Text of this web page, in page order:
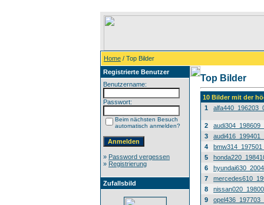
Home / Top Bilder
Registrierte Benutzer
Benutzername:
Passwort:
Beim nächsten Besuch
automatisch anmelden?
» Password vergessen
» Registrierung
Zufallsbild
Top Bilder
10 Bilder mit der
1
2
3
4
5
6
7
8
9